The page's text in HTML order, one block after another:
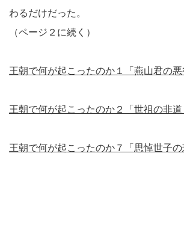
わるだけだった。
（ページ２に続く）
王朝で何が起こったのか１「燕山君の悪
王朝で何が起こったのか２「世祖の非道
王朝で何が起こったのか７「思悼世子の